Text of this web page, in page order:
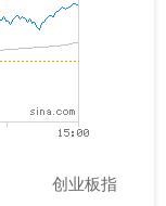
创业板指